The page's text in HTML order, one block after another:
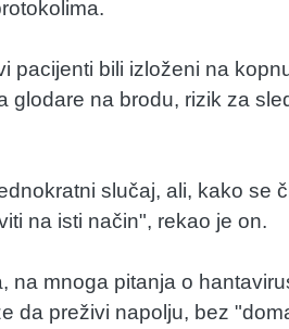
pacijenti bili izloženi na
glodare na brodu, rizik za
slučaj, ali, kako se
na isti način", rekao je on.
na mnoga pitanja o
da preživi napolju, bez